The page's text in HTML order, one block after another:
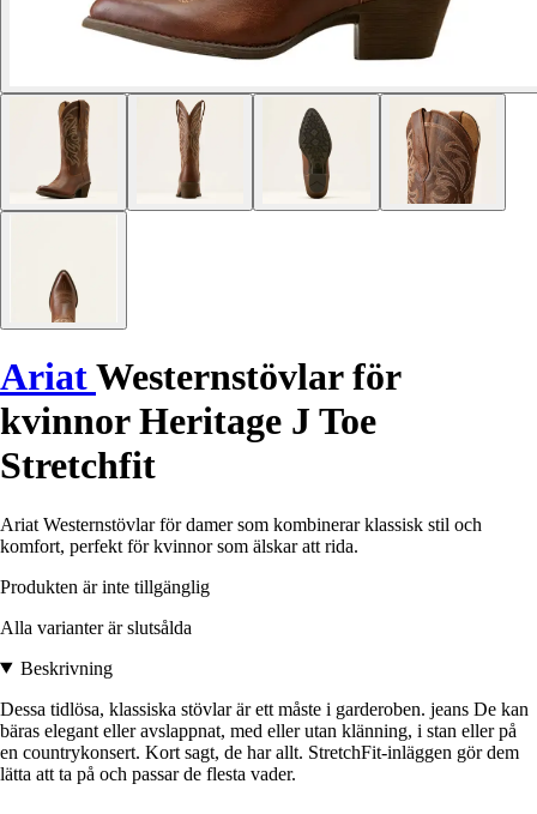
AriatWesternstövlar för
kvinnor Heritage J Toe
Stretchfit
Ariat Westernstövlar för damer som kombinerar klassisk stil och
komfort, perfekt för kvinnor som älskar att rida.
Produkten är inte tillgänglig
Alla varianter är slutsålda
Beskrivning
Dessa tidlösa, klassiska stövlar är ett måste i garderoben. jeans De kan
bäras elegant eller avslappnat, med eller utan klänning, i stan eller på
en countrykonsert. Kort sagt, de har allt. StretchFit-inläggen gör dem
lätta att ta på och passar de flesta vader.